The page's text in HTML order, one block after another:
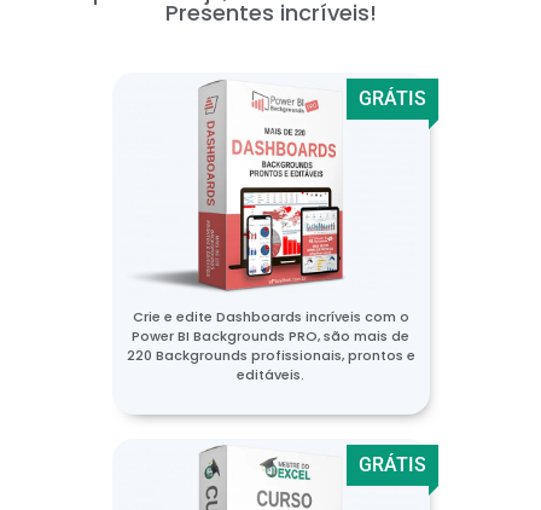
Presentes incríveis!
GRÁTIS
Crie e edite Dashboards incríveis com o
Power BI Backgrounds PRO, são mais de
220 Backgrounds profissionais, prontos e
editáveis.
GRÁTIS